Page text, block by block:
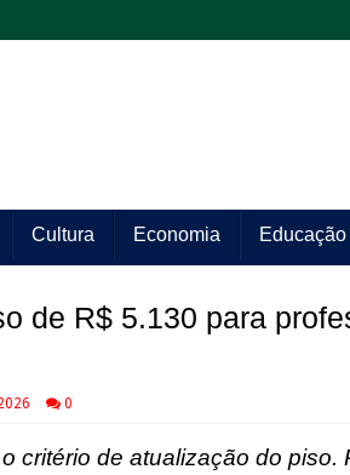
Cultura Economia Educação
de R$ 5.130 para
0
critério de atualização do